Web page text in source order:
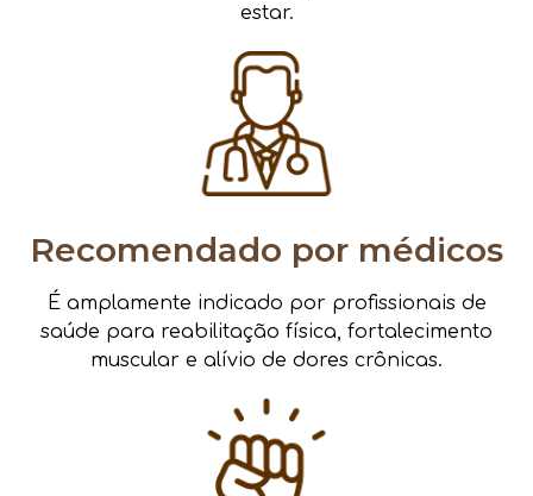
estar.
Recomendado por médicos
É amplamente indicado por profissionais de
saúde para reabilitação física, fortalecimento
muscular e alívio de dores crônicas.